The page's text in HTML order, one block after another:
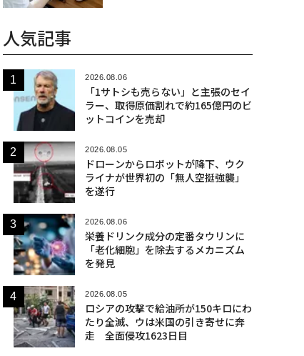
人気記事
2026.08.06
「1サトシも売らない」と主張のセイ
ラー、取得原価割れで約165億円のビ
ットコインを売却
2026.08.05
ドローンからロボットが降下、ウク
ライナが世界初の「無人空挺強襲」
を遂行
2026.08.06
栄養ドリンク成分の定番タウリンに
「老化細胞」を除去するメカニズム
を発見
2026.08.05
ロシアの攻撃で給油所が150キロにわ
たり全滅、ウは米国の引き寄せに奔
走 全面侵攻1623日目